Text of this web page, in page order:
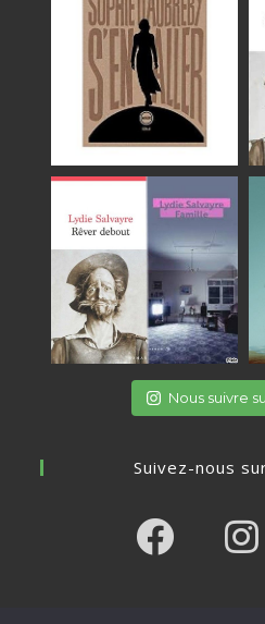
Nous suivre
Suivez-nous